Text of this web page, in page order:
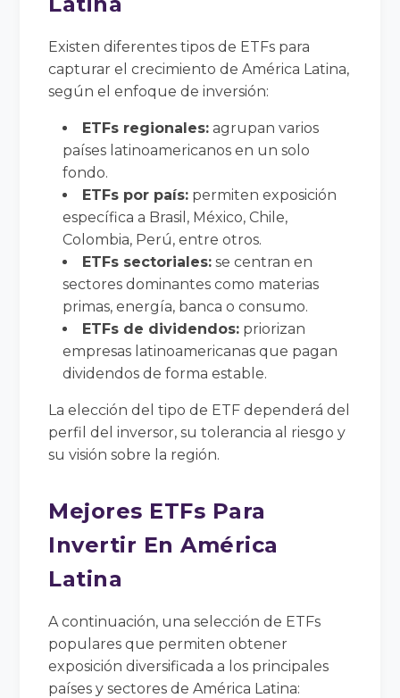
Existen diferentes tipos de ETFs para
capturar el crecimiento de América Latina,
según el enfoque de inversión:
ETFs regionales: agrupan varios
países latinoamericanos en un solo
fondo.
ETFs por país: permiten exposición
específica a Brasil, México, Chile,
Colombia, Perú, entre otros.
ETFs sectoriales: se centran en
sectores dominantes como materias
primas, energía, banca o consumo.
ETFs de dividendos: priorizan
empresas latinoamericanas que pagan
dividendos de forma estable.
La elección del tipo de ETF dependerá del
perfil del inversor, su tolerancia al riesgo y
su visión sobre la región.
Mejores ETFs Para
Invertir En América
Latina
A continuación, una selección de ETFs
populares que permiten obtener
exposición diversificada a los principales
países y sectores de América Latina: